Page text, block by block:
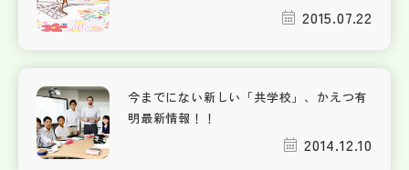
2015.07.22
今までにない新しい「共学校」、かえつ有
明最新情報！！
2014.12.10